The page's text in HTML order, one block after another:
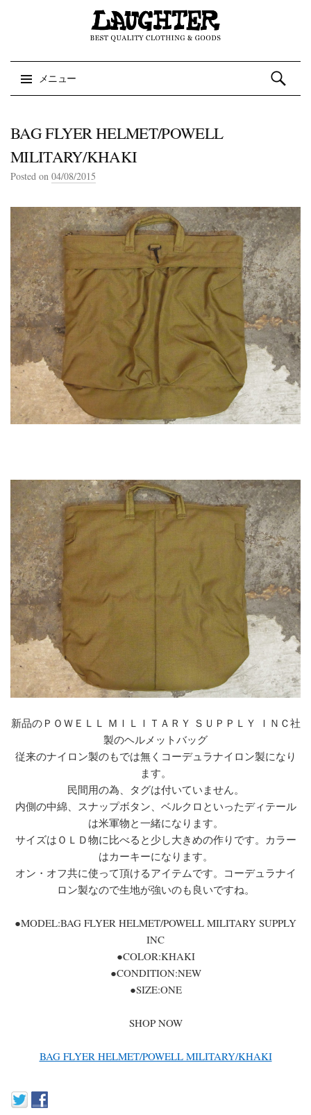
メニュー
検索:
BAG FLYER HELMET/POWELL
MILITARY/KHAKI
Posted on 04/08/2015
新品のＰＯＷＥＬＬ ＭＩＬＩＴＡＲＹ ＳＵＰＰＬＹ ＩＮＣ社
製のヘルメットバッグ
従来のナイロン製のもでは無くコーデュラナイロン製になり
ます。
民間用の為、タグは付いていません。
内側の中綿、スナップボタン、ベルクロといったディテール
は米軍物と一緒になります。
サイズはＯＬＤ物に比べると少し大きめの作りです。カラー
はカーキーになります。
オン・オフ共に使って頂けるアイテムです。コーデュラナイ
ロン製なので生地が強いのも良いですね。
●MODEL:BAG FLYER HELMET/POWELL MILITARY SUPPLY
INC
●COLOR:KHAKI
●CONDITION:NEW
●SIZE:ONE
SHOP NOW
BAG FLYER HELMET/POWELL MILITARY/KHAKI